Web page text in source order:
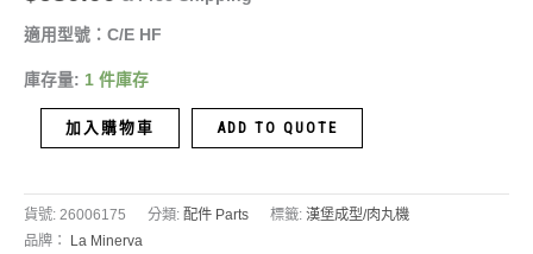
適用型號：C/E HF
庫存量: 1 件庫存
加入購物車 ADD TO QUOTE
貨號: 26006175 分類: 配件 Parts 標籤: 漢堡成型/肉丸機
品牌： La Minerva